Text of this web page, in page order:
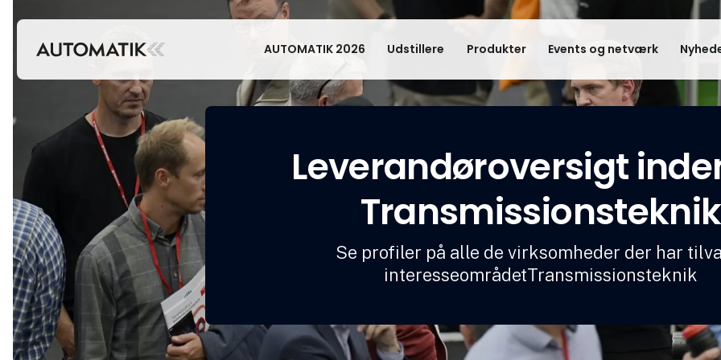
AUTOMATIK 2026 Udstillere Produkter Events og netværk
Leverandøroversigt
Transmissionsteknik
Se profiler på alle de virksomheder der har
interesseområdetTransmissionsteknik